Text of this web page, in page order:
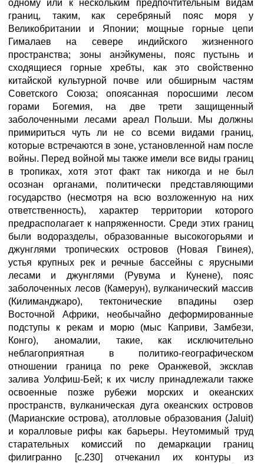
одному или к нескольким предпочтительным видам
границ, таким, как серебряный пояс моря у
Великобритании и Японии; мощные горные цепи
Гималаев на севере индийского жизненного
пространства; зоны анэйкумены, пояс пустынь и
сходящиеся горные хребты, как это свойственно
китайской культурной почве или обширным частям
Советского Союза; опоясанная поросшими лесом
горами Богемия, на две трети защищенный
заболоченными лесами ареал Польши. Мы должны
примириться чуть ли не со всеми видами границ,
которые встречаются в зоне, установленной нам после
войны. Перед войной мы также имели все виды границ
в тропиках, хотя этот факт так никогда и не был
осознан органами, политически представляющими
государство (несмотря на всю возложенную на них
ответственность), характер территории которого
предрасполагает к напряженности. Среди этих границ
были водоразделы, образованные высокогорьями и
джунглями тропических островов (Новая Гвинея),
устья крупных рек и речные бассейны с ярусными
лесами и джунглями (Рувума и Кунене), пояс
заболоченных лесов (Камерун), вулканический массив
(Килиманджаро), тектонические впадины озер
Восточной Африки, необычайно деформированные
подступы к рекам и морю (мыс Каприви, Замбези,
Конго), аномалии, такие, как исключительно
неблагоприятная в политико-географическом
отношении граница по реке Оранжевой, эксклав
залива Уолфиш-Бей; к их числу принадлежали также
освоенные позже рубежи морских и океанских
пространств, вулканическая дуга океанских островов
(Марианские острова), атолловые образования (Jaluit)
и коралловые рифы как барьеры. Неутомимый труд
старательных комиссий по демаркации границ
филигранно [с.230] отчеканил их контуры из